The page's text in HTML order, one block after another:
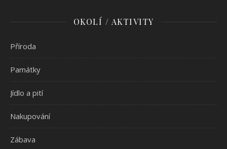
OKOLÍ / AKTIVITY
Příroda
Památky
Jídlo a pití
Nakupování
Zábava